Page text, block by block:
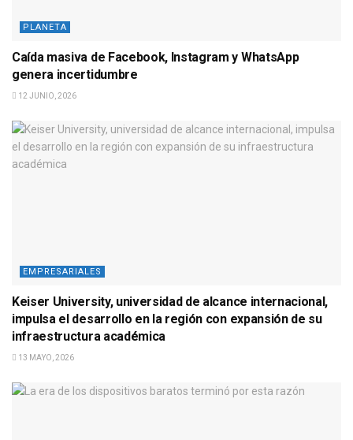
PLANETA
Caída masiva de Facebook, Instagram y WhatsApp
genera incertidumbre
12 JUNIO, 2026
EMPRESARIALES
Keiser University, universidad de alcance internacional,
impulsa el desarrollo en la región con expansión de su
infraestructura académica
13 MAYO, 2026